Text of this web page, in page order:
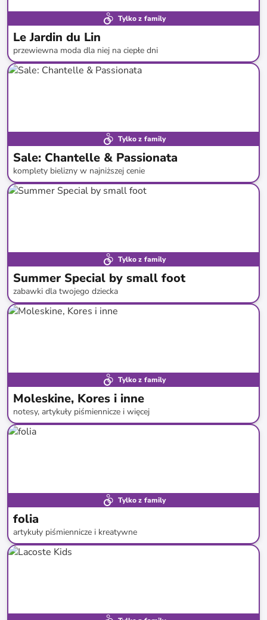
Tylko z family
Le Jardin du Lin
przewiewna moda dla niej na ciepłe dni
do-72%* Naturalne materiały
Tylko z family
Sale: Chantelle & Passionata
komplety bielizny w najniższej cenie
do-61%* SALE
Tylko z family
Summer Special by small foot
zabawki dla twojego dziecka
do-43%*
Tylko z family
Moleskine, Kores i inne
notesy, artykuły piśmiennicze i więcej
do-
Tylko z family
folia
artykuły piśmiennicze i kreatywne
do-59%*